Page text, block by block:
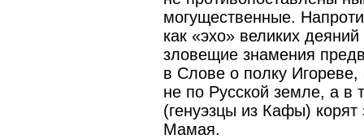
могущественные.
как «эхо» великих
зловещие знамения
в Слове о полку Игореве,
не по Русской земле, а в
(генуэзцы из Кафы)
Мамая.